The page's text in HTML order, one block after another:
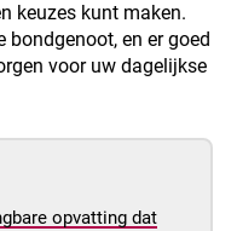
keuzes kunt maken.
bondgenoot, en er goed
voor uw dagelijkse
opvatting dat